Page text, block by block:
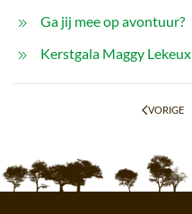
Ga jij mee op avontuur?
Kerstgala Maggy Lekeux
VORIGE